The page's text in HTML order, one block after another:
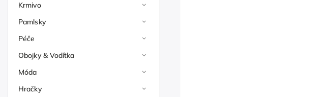
Krmivo
Pamlsky
Péče
Obojky & Vodítka
Móda
Hračky